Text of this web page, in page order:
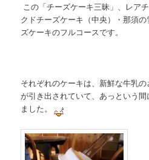
この「チーズケーキ三昧」、レア
クドチーズケーキ（中央）・那須
ズケーキのフルコースです。
それぞれのケーキは、新鮮な牛乳
が引き出されていて、あっという
ました。